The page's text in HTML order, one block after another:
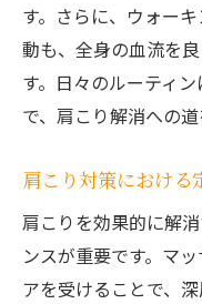
す。さらに、ウォー
動も、全身の血流を
す。日々のルーティ
で、肩こり解消への
肩こり対策における
肩こりを効果的に解
ンスが重要です。マ
アを受けることで、